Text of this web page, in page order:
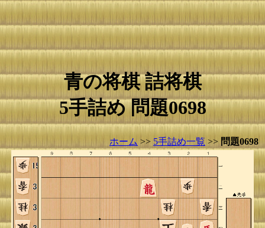
青の将棋 詰将棋
5手詰め 問題0698
ホーム >> 5手詰め一覧 >> 問題0698